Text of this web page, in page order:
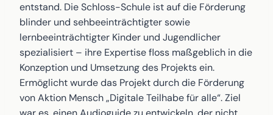
entstand. Die Schloss-Schule ist auf die Förderung
blinder und sehbeeinträchtigter sowie
lernbeeinträchtigter Kinder und Jugendlicher
spezialisiert – ihre Expertise floss maßgeblich in die
Konzeption und Umsetzung des Projekts ein.
Ermöglicht wurde das Projekt durch die Förderung
von Aktion Mensch „Digitale Teilhabe für alle“. Ziel